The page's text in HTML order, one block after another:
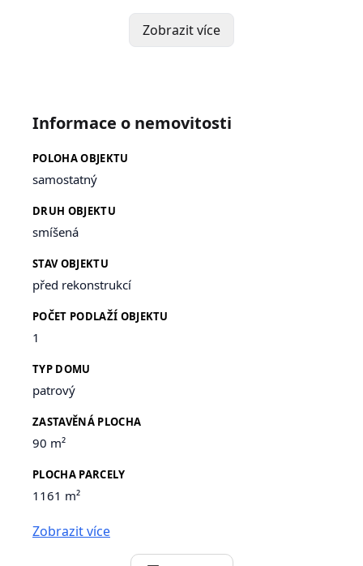
Největší devízou je krásná prostorná zahrada
orientovaná na jih – ideální pro rodinu, děti i
ráji dotvořit podle sebe – ať už pro celoroční
Zobrazit více
Informace o nemovitosti
POLOHA OBJEKTU
samostatný
DRUH OBJEKTU
smíšená
STAV OBJEKTU
před rekonstrukcí
POČET PODLAŽÍ OBJEKTU
1
TYP DOMU
patrový
ZASTAVĚNÁ PLOCHA
90 m²
PLOCHA PARCELY
1161 m²
Zobrazit více